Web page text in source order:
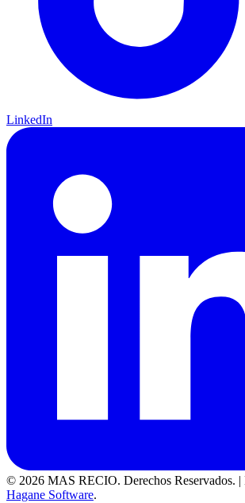
LinkedIn
© 2026 MAS RECIO. Derechos Reservados. |
Hagane Software.